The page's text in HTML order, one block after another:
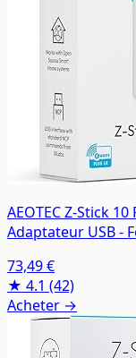
AEOTEC Z-Stick
Adaptateur USB -
Jusqu'à 1 km de
73,49 €
★ 4.1 (42)
Acheter →